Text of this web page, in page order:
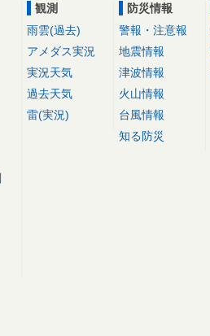
観測
雨雲(過去)
アメダス実況
実況天気
過去天気
雷(実況)
防災情報
警報・注意報
地震情報
津波情報
火山情報
台風情報
知る防災